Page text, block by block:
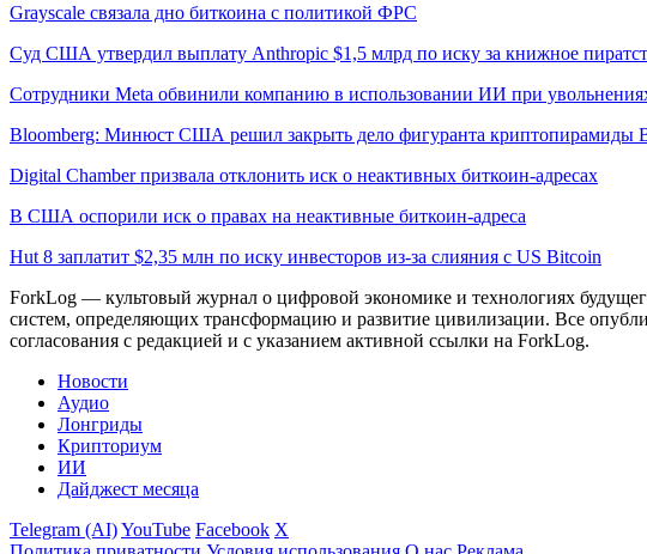
Grayscale связала дно биткоина с политикой ФРС
Суд США утвердил выплату Anthropic $1,5 млрд по иску за книжное
Сотрудники Meta обвинили компанию в использовании ИИ при
Bloomberg: Минюст США решил закрыть дело фигуранта криптопирамиды
Digital Chamber призвала отклонить иск о неактивных биткоин-адресах
В США оспорили иск о правах на неактивные биткоин-адреса
Hut 8 заплатит $2,35 млн по иску инвесторов из-за слияния с US Bitcoin
ForkLog — культовый журнал о цифровой экономике и технологиях
систем, определяющих трансформацию и развитие цивилизации. Все
согласования с редакцией и с указанием активной ссылки на ForkLog.
Новости
Аудио
Лонгриды
Крипториум
ИИ
Дайджест месяца
Telegram (AI)YouTube Facebook X